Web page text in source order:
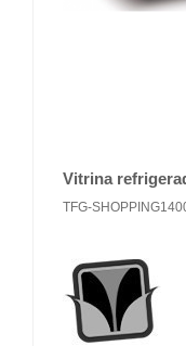
Vitrina
TFG-